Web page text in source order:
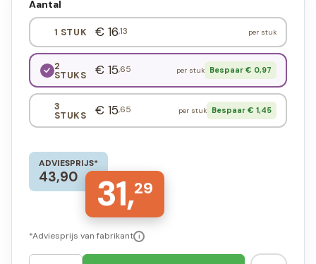
Aantal
1 STUK € 16,13 per stuk
2
STUKS € 15,65 per stuk Bespaar € 0,97
3
STUKS € 15,65 per stuk Bespaar € 1,45
ADVIESPRIJS*
43,90 31,29
*Adviesprijs van fabrikant i